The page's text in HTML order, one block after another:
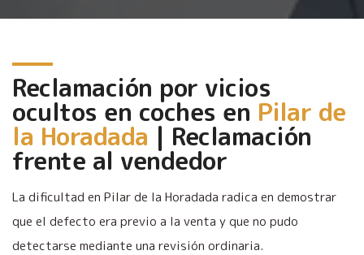
Reclamación por vicios
ocultos en coches en Pilar de
la Horadada | Reclamación
frente al vendedor
La dificultad en Pilar de la Horadada radica en demostrar
que el defecto era previo a la venta y que no pudo
detectarse mediante una revisión ordinaria.